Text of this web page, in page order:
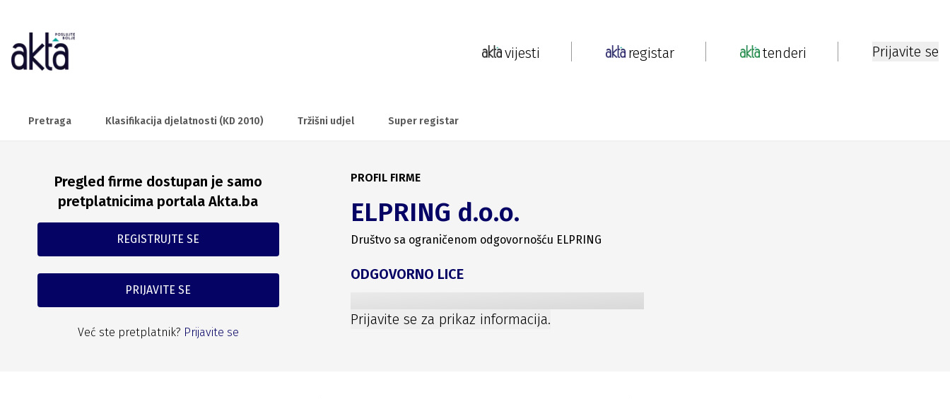
vijesti registar tenderi Prijavite se
Pretraga Klasifikacija djelatnosti (KD 2010) Tržišni udjel Super registar
Pregled firme dostupan je samo
pretplatnicima portala Akta.ba
REGISTRUJTE SE
PRIJAVITE SE
Već ste pretplatnik? Prijavite se
PROFIL FIRME
ELPRING d.o.o.
Društvo sa ograničenom odgovornošću ELPRING
ODGOVORNO LICE
Prijavite se za prikaz informacija.